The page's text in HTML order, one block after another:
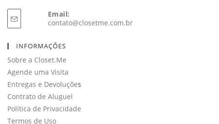
Email:
contato@closetme.com.brAbre
INFORMAÇÕES
Sobre a Closet.Me
Agende uma Visita
Entregas e Devoluções
Contrato de Aluguel
Política de Privacidade
Termos de Uso